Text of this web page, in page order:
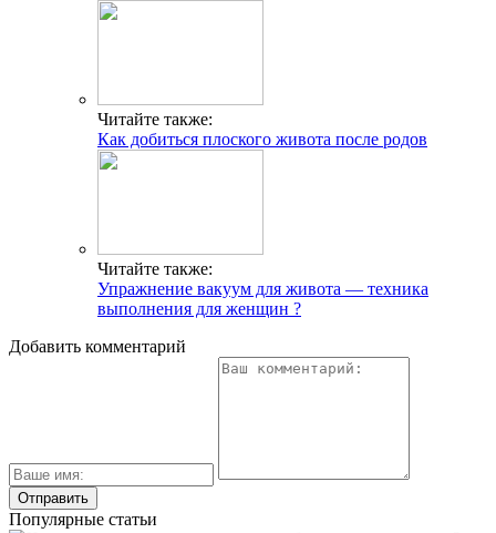
Читайте также:
Как добиться плоского живота после родов
Читайте также:
Упражнение вакуум для живота — техника
выполнения для женщин ?
Добавить комментарий
Популярные статьи